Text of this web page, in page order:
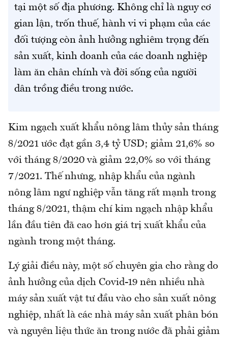
tại một số địa phương. Không chỉ là nguy cơ
gian lận, trốn thuế, hành vi vi phạm của các
đối tượng còn ảnh hưởng nghiêm trọng đến
sản xuất, kinh doanh của các doanh nghiệp
làm ăn chân chính và đời sống của người
dân trồng điều trong nước.
Kim ngạch xuất khẩu nông lâm thủy sản tháng
8/2021 ước đạt gần 3,4 tỷ USD; giảm 21,6% so
với tháng 8/2020 và giảm 22,0% so với tháng
7/2021. Thế nhưng, nhập khẩu của ngành
nông lâm ngư nghiệp vẫn tăng rất mạnh trong
tháng 8/2021, thậm chí kim ngạch nhập khẩu
lần đầu tiên đã cao hơn giá trị xuất khẩu của
ngành trong một tháng.
Lý giải điều này, một số chuyên gia cho rằng do
ảnh hưởng của dịch Covid-19 nên nhiều nhà
máy sản xuất vật tư đầu vào cho sản xuất nông
nghiệp, nhất là các nhà máy sản xuất phân bón
và nguyên liệu thức ăn trong nước đã phải giảm